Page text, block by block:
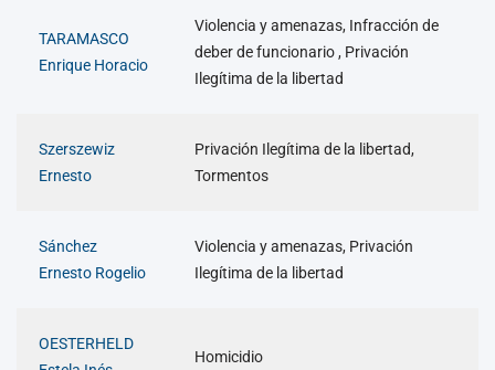
TARAMASCO
Enrique Horacio
Violencia y amenazas, Infracción de
deber de funcionario , Privación
Ilegítima de la libertad
Szerszewiz
Ernesto
Privación Ilegítima de la libertad,
Tormentos
Sánchez
Ernesto Rogelio
Violencia y amenazas, Privación
Ilegítima de la libertad
OESTERHELD
Homicidio